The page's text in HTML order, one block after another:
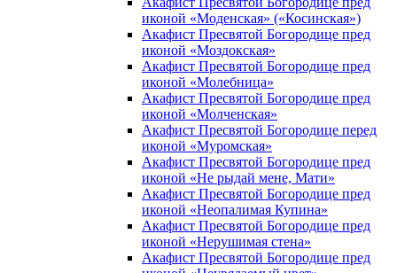
иконой «Моденская» («Косинская»)
Акафист Пресвятой Богородице пред
иконой «Моздокская»
Акафист Пресвятой Богородице пред
иконой «Молебница»
Акафист Пресвятой Богородице пред
иконой «Молченская»
Акафист Пресвятой Богородице перед
иконой «Муромская»
Акафист Пресвятой Богородице пред
иконой «Не рыдай мене, Мати»
Акафист Пресвятой Богородице пред
иконой «Неопалимая Купина»
Акафист Пресвятой Богородице пред
иконой «Нерушимая стена»
Акафист Пресвятой Богородице пред